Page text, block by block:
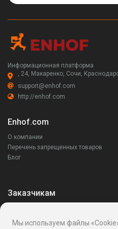
Информационная платформа
, 24, Макаренко, Сочи,
support@enhof.com
http://enhof.com
Enhof.com
О компании
Перечень запрещенных товаров
Блог
Заказчикам
Мы используем файлы